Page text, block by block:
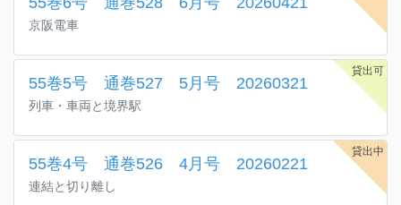
京阪電車
貸出可
55巻5号 通巻527 5月号 20260321
列車・車両と境界駅
貸出中
55巻4号 通巻526 4月号 20260221
連結と切り離し